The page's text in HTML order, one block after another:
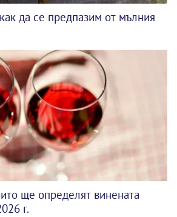
да се предпазим от мълния
ще определят винената
г.